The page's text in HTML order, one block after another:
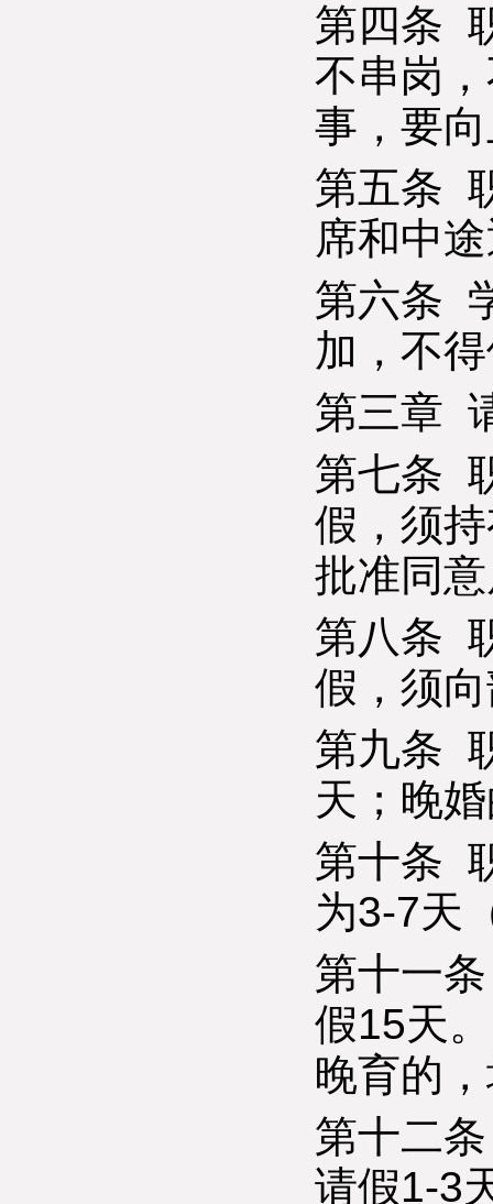
第四条
不串岗
事，要
第五条
席和中
第六条
加，不
第三章
第七条
假，须
批准同
第八条
假，须
第九条
天；晚
第十条
为3-7天
第十一
假15天
晚育的
第十二
请假1-3